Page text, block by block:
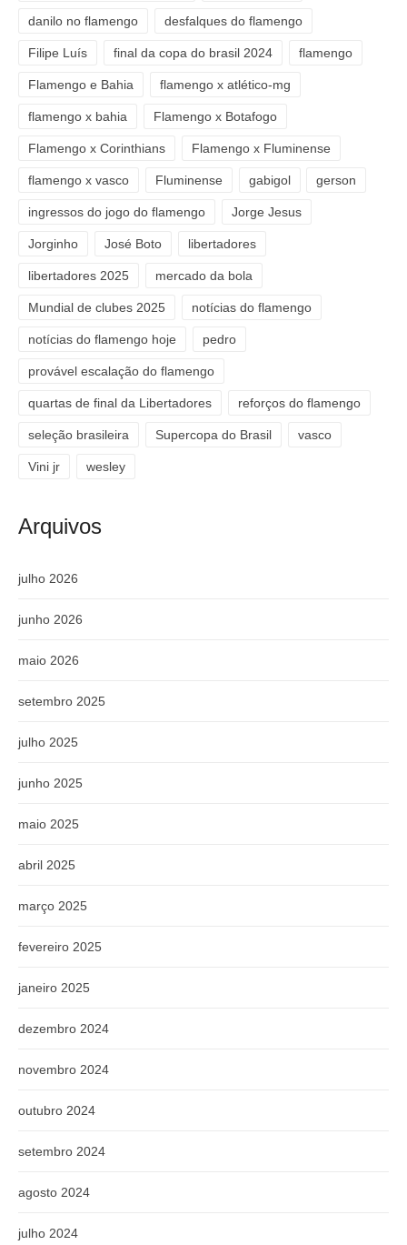
danilo no flamengo desfalques do flamengo
Filipe Luís final da copa do brasil 2024 flamengo
Flamengo e Bahia flamengo x atlético-mg
flamengo x bahia Flamengo x Botafogo
Flamengo x Corinthians Flamengo x Fluminense
flamengo x vasco Fluminense gabigol gerson
ingressos do jogo do flamengo Jorge Jesus
Jorginho José Boto libertadores
libertadores 2025 mercado da bola
Mundial de clubes 2025 notícias do flamengo
notícias do flamengo hoje pedro
provável escalação do flamengo
quartas de final da Libertadores reforços do flamengo
seleção brasileira Supercopa do Brasil vasco
Vini jr wesley
Arquivos
julho 2026
junho 2026
maio 2026
setembro 2025
julho 2025
junho 2025
maio 2025
abril 2025
março 2025
fevereiro 2025
janeiro 2025
dezembro 2024
novembro 2024
outubro 2024
setembro 2024
agosto 2024
julho 2024